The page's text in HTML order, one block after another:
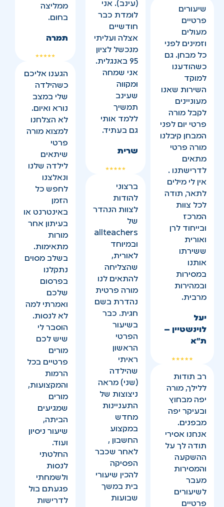
שיעורים
פרטיים
מעולים
וזמינים לפני
כל מבחן. גם
כשהודענו
למוקד
השירות שאנו
מעוניינים
לקבל מורה
פרטי יום לפני
המבחן קיבלנו
מורה פרטי
מתאים
לדרישתנו .
אין לי מילים
לתאר, תודה
לכל צוות
המרכז
ובייחוד לרן
ואורית
ששירתו
אותנו
במסירות
ובמהירות
מרבית.
יעל
לוינשטיין –
ת”א
רב תודות
ללילך, מורה
יפה מבחוץ
ובעיקר יפה
מבפנים.
אנחנו אסירי
תודה לך על
ההשקעה
והמסירות
מעבר
לשיעורים
פרטיים
(עינב). אני
לומדת כבר
חודשיים
אצלה ועליתי
מנכשל לציון
95 באנגלית.
אני שמחה
ומקווה
שעינב
תמשיך
ללמד אותי
גם בעתיד.
שרית
ברצוני
להודות
לצוות הנהדר
של
allteachers
ובמיוחד
לאורית,
שהצליחה
להתאים לנו
מורה פרטית
נהדרת בשם
חגית. כבר
בשיעור
הפרטי
הראשון
ראיתי
שהילדה
(שני) מראה
ניצוצות של
התעניינות
מחדש
במקצוע
החשבון ,
לאחר שכבר
הפסיקה
להכין שיעורי
בית במשך
שבועות
ממליצה
בחום.
תמרה
הגענו אליכם
כשהילדה
שלי במצב
נורא ואיום.
לא הצלחנו
למצוא מורה
פרטי
שיתאים
לילדה שלנו
ונאלצנו
לחפש כל
הזמן
באינטרנט או
בעיתון אחר
מורות
מתאימות.
בשלב מסוים
נתקלנו
בפרסום
שלכם
ואמרתי למה
לא לנסות.
הוסבר לי
שיש לכם
מורים
פרטיים בכל
הרמות
והמקצועות,
מורים
שמגיעים
הביתה,
שיעור ניסיון
ועוד.
החלטתי
לנסות
ולשמחתי
פגעתם בול
לדרישות